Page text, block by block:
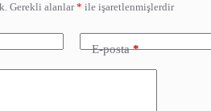
Gerekli alanlar* ile işaretlenmişlerdir
E-posta*